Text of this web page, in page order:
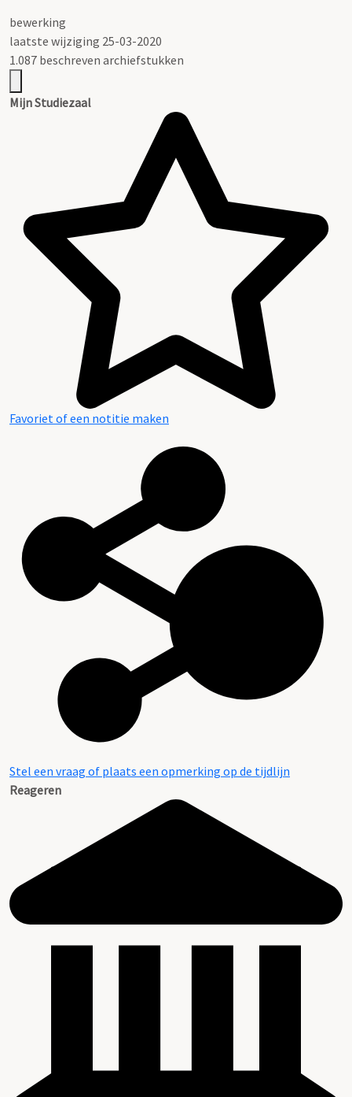
bewerking
laatste wijziging 25-03-2020
1.087 beschreven archiefstukken
Mijn Studiezaal
Favoriet of een notitie maken
Stel een vraag of plaats een opmerking op de tijdlijn
Reageren